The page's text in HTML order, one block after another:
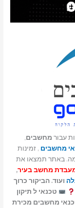
,
את
,
כרוך
מכירת